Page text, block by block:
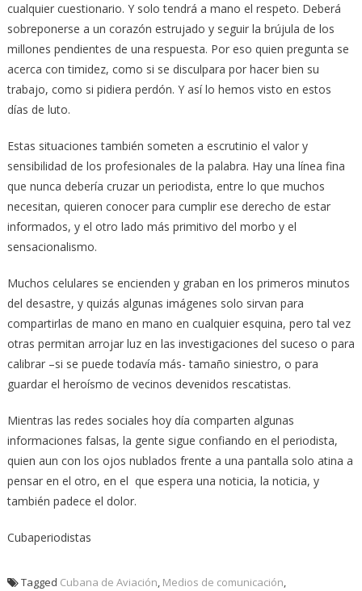
cualquier cuestionario. Y solo tendrá a mano el respeto. Deberá
sobreponerse a un corazón estrujado y seguir la brújula de los
millones pendientes de una respuesta. Por eso quien pregunta se
acerca con timidez, como si se disculpara por hacer bien su
trabajo, como si pidiera perdón. Y así lo hemos visto en estos
días de luto.
Estas situaciones también someten a escrutinio el valor y
sensibilidad de los profesionales de la palabra. Hay una línea fina
que nunca debería cruzar un periodista, entre lo que muchos
necesitan, quieren conocer para cumplir ese derecho de estar
informados, y el otro lado más primitivo del morbo y el
sensacionalismo.
Muchos celulares se encienden y graban en los primeros minutos
del desastre, y quizás algunas imágenes solo sirvan para
compartirlas de mano en mano en cualquier esquina, pero tal vez
otras permitan arrojar luz en las investigaciones del suceso o para
calibrar –si se puede todavía más- tamaño siniestro, o para
guardar el heroísmo de vecinos devenidos rescatistas.
Mientras las redes sociales hoy día comparten algunas
informaciones falsas, la gente sigue confiando en el periodista,
quien aun con los ojos nublados frente a una pantalla solo atina a
pensar en el otro, en el que espera una noticia, la noticia, y
también padece el dolor.
Cubaperiodistas
Tagged Cubana de Aviación, Medios de comunicación,